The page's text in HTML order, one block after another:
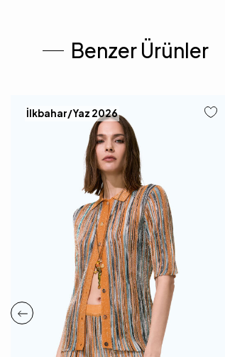
Benzer Ürünler
İlkbahar/Yaz 2026